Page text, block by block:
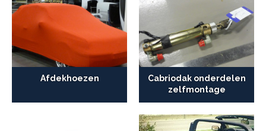
Afdekhoezen
Cabriodak onderdelen
zelfmontage